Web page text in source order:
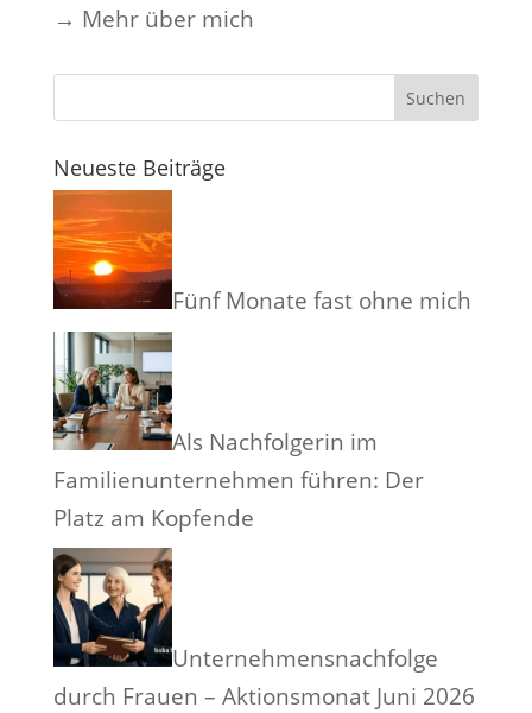
→ Mehr über mich
Neueste Beiträge
Fünf Monate fast ohne mich
Als Nachfolgerin im
Familienunternehmen führen: Der
Platz am Kopfende
Unternehmensnachfolge
durch Frauen – Aktionsmonat Juni 2026